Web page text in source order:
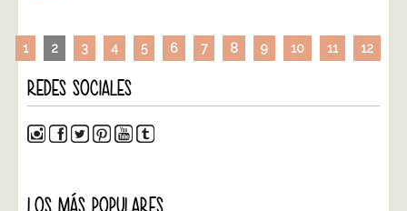
1 2 3 4 5 6 7 8 9 10 11 12
REDES SOCIALES
LOS MÁS POPULARES